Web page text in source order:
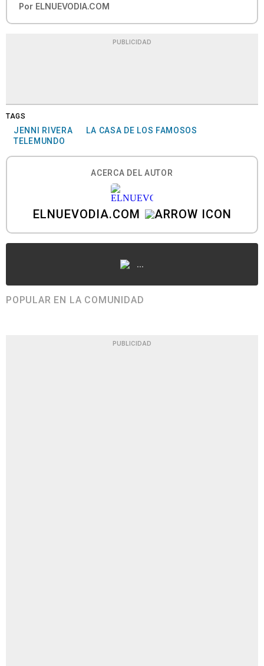
Por ELNUEVODIA.COM
PUBLICIDAD
TAGS
JENNI RIVERA
LA CASA DE LOS FAMOSOS
TELEMUNDO
ACERCA DEL AUTOR
ELNUEVODIA.COM
...
POPULAR EN LA COMUNIDAD
PUBLICIDAD